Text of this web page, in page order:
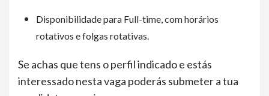
Disponibilidade para Full-time, com horários
rotativos e folgas rotativas.
Se achas que tens o perfil indicado e estás
interessado nesta vaga poderás submeter a tua